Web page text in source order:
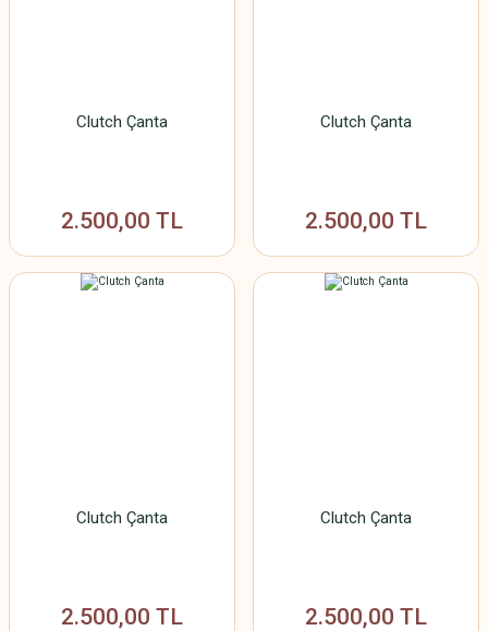
Clutch Çanta
2.500,00 TL
Clutch Çanta
2.500,00 TL
Clutch Çanta
2.500,00 TL
Clutch Çanta
2.500,00 TL